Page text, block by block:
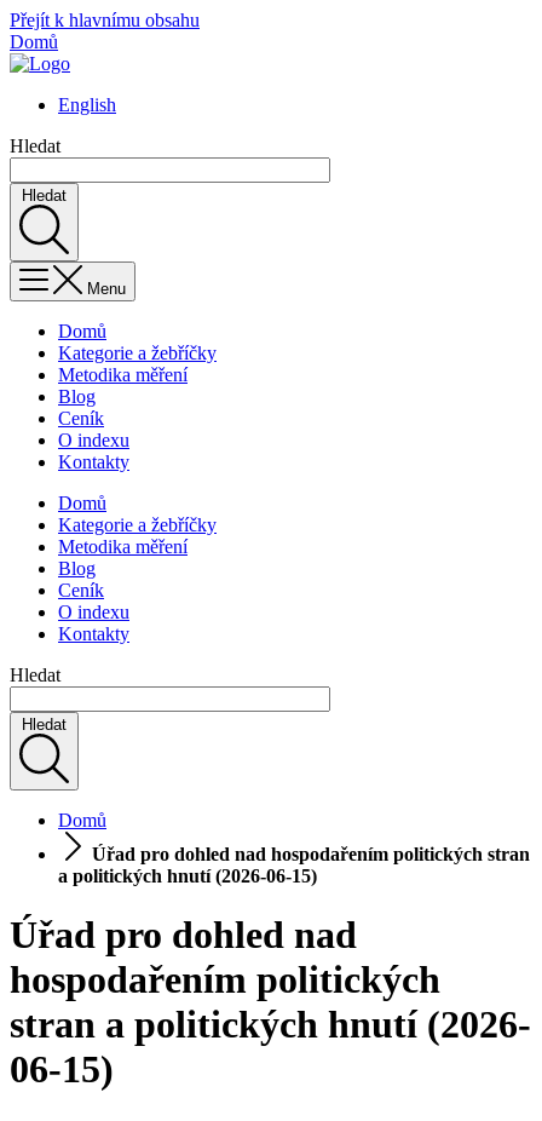
Přejít k hlavnímu obsahu
Domů
English
Hledat
Hledat
Menu
Domů
Kategorie a žebříčky
Metodika měření
Blog
Ceník
O indexu
Kontakty
Domů
Kategorie a žebříčky
Metodika měření
Blog
Ceník
O indexu
Kontakty
Hledat
Hledat
Domů
Úřad pro dohled nad hospodařením politických stran
a politických hnutí (2026-06-15)
Úřad pro dohled nad
hospodařením politických
stran a politických hnutí (2026-
06-15)